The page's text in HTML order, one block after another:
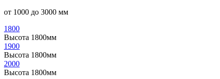
от 1000 до 3000 мм
1800
Высота 1800мм
1900
Высота 1800мм
2000
Высота 1800мм